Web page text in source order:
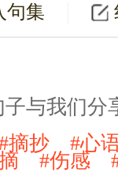
句集
与我们分
摘抄 #心
#伤感